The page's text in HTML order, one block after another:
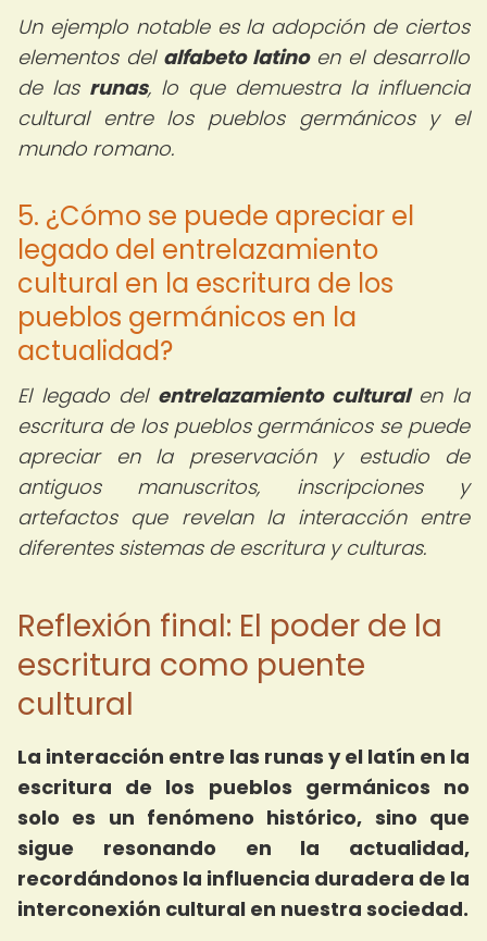
Un ejemplo notable es la adopción de ciertos
elementos del alfabeto latinoen el desarrollo
de las runas, lo que demuestra la influencia
cultural entre los pueblos germánicos y el
mundo romano.
5. ¿Cómo se puede apreciar el
legado del entrelazamiento
cultural en la escritura de los
pueblos germánicos en la
actualidad?
El legado del entrelazamiento culturalen la
escritura de los pueblos germánicos se puede
apreciar en la preservación y estudio de
antiguos manuscritos, inscripciones y
artefactos que revelan la interacción entre
diferentes sistemas de escritura y culturas.
Reflexión final: El poder de la
escritura como puente
cultural
La interacción entre las runas y el latín en la
escritura de los pueblos germánicos no
solo es un fenómeno histórico, sino que
sigue resonando en la actualidad,
recordándonos la influencia duradera de la
interconexión cultural en nuestra sociedad.